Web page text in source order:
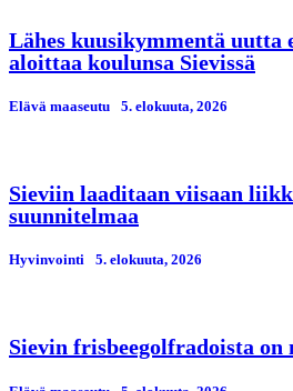
Lähes kuusikymmentä uutta
aloittaa koulunsa Sievissä
Elävä maaseutu 5. elokuuta, 2026
Sieviin laaditaan viisaan
suunnitelmaa
Hyvinvointi 5. elokuuta, 2026
Sievin frisbeegolfradoista on